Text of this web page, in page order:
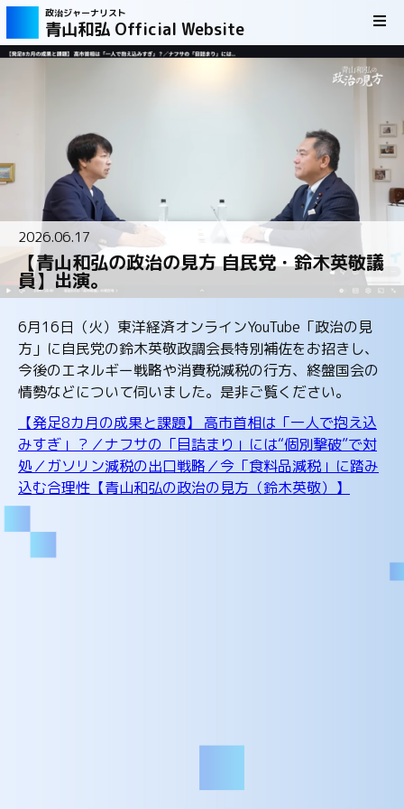
政治ジャーナリスト
青山和弘 Official Website
2026.06.17
【青山和弘の政治の見方 自民党・鈴木英敬議
員】出演。
6月16日（火）東洋経済オンラインYouTube「政治の見
方」に自民党の鈴木英敬政調会長特別補佐をお招きし、
今後のエネルギー戦略や消費税減税の行方、終盤国会の
情勢などについて伺いました。是非ご覧ください。
【発足8カ月の成果と課題】 高市首相は「一人で抱え込
みすぎ」？／ナフサの「目詰まり」には“個別撃破”で対
処／ガソリン減税の出口戦略／今「食料品減税」に踏み
込む合理性【青山和弘の政治の見方（鈴木英敬）】